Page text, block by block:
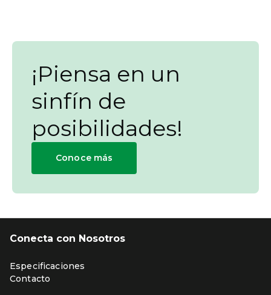
¡Piensa en un
sinfín de
posibilidades!
Conoce más
Conecta con Nosotros
Especificaciones
Contacto